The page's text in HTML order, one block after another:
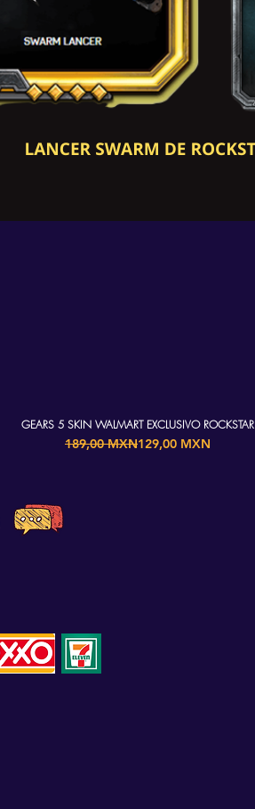
GEARS 5 SKIN WALMART EXCLUSIVO ROCKSTAR
Precio
189,00 MXNPrecio de oferta
129,00 MXN